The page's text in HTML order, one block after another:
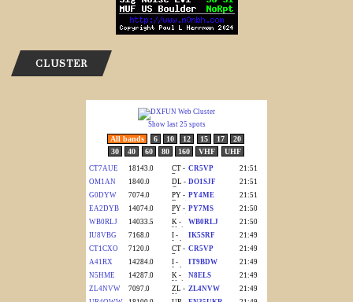
CLUSTER